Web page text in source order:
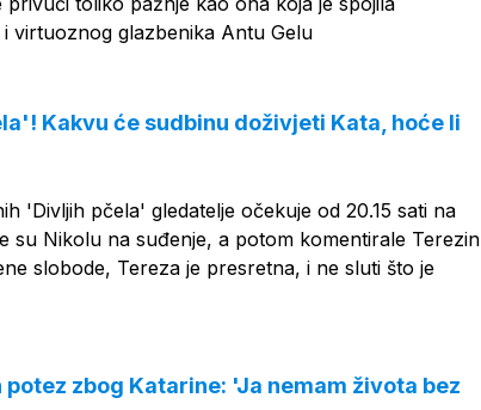
virtuoznog glazbenika Antu Gelu
Kakvu će sudbinu doživjeti Kata, hoće li
'Divljih pčela' gledatelje očekuje od 20.15 sati na
su Nikolu na suđenje, a potom komentirale Terezin
slobode, Tereza je presretna, i ne sluti što je
zbog Katarine: 'Ja nemam života bez